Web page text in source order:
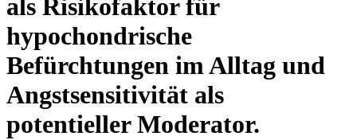
als Risikofaktor für
hypochondrische
Befürchtungen im Alltag und
Angstsensitivität als
potentieller Moderator.